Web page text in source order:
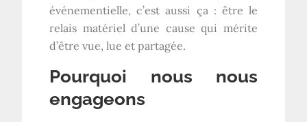
événementielle, c’est aussi ça : être le
relais matériel d’une cause qui mérite
d’être vue, lue et partagée.
Pourquoi nous nous
engageons